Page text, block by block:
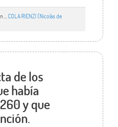
COLA RIENZI (Nicolás de
de los
había
y que